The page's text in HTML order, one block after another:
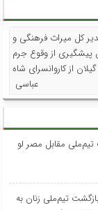
کل میراث فرهنگی و
پیشگیری از وقوع جرم
از کاروانسرای شاه
عباسی
تیم‌ملی مقابل مصر لو
تیم‌ملی زنان به